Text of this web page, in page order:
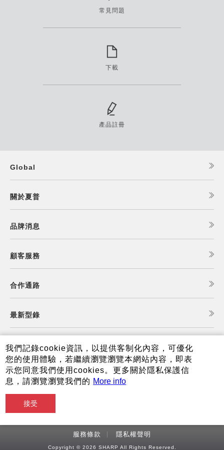
常見問題
下載
產品註冊
Global
關於夏普
品牌消息
顧客服務
合作通路
最新型錄
食譜查詢
夏普可購樂線上商城
服務條款 隱私權聲明
Copyright © 2026 SHARP All Rights Reserved.
我們記錄cookie資訊，以提供客制化內容，可優化
您的使用體驗，若繼續瀏覽瀏覽本網站內容，即表
示您同意我們使用cookies。更多關於隱私保護信
息，請瀏覽瀏覽我們的 More info
接受